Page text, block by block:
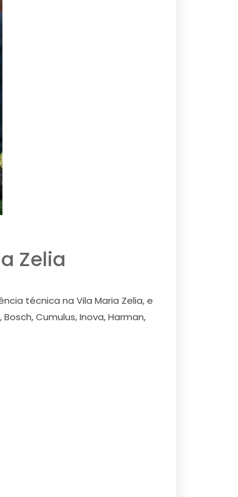
Zelia
técnica na Vila Maria Zelia, e
Cumulus, Inova, Harman,